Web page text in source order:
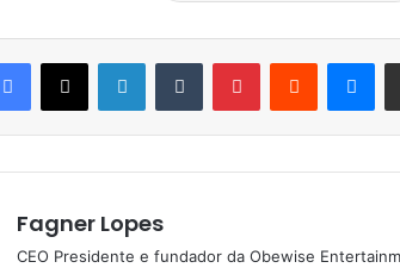
Facebook
X LinkedinTumblr PinterestReddit
Fagner Lopes
CEO Presidente e fundador da Obewise